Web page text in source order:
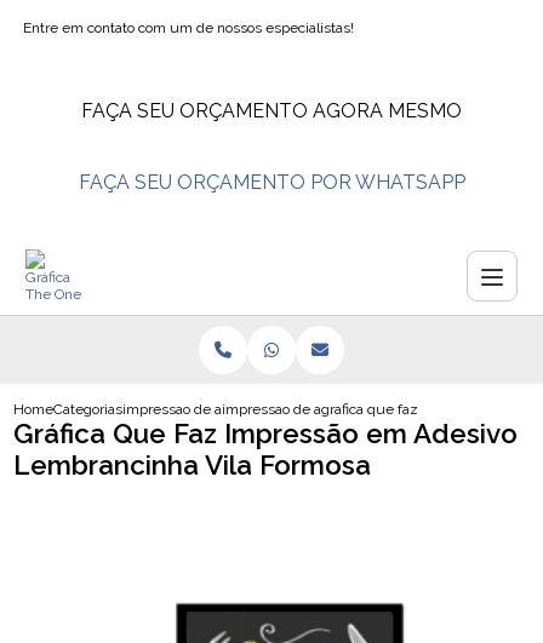
Entre em contato com um de nossos especialistas!
FAÇA SEU ORÇAMENTO AGORA MESMO
FAÇA SEU ORÇAMENTO POR WHATSAPP
HomeCategoriasimpressao de adesivosimpressao de adesivo envelopamento
grafica que faz impressao em
Gráfica Que Faz Impressão em Adesivo
Lembrancinha Vila Formosa